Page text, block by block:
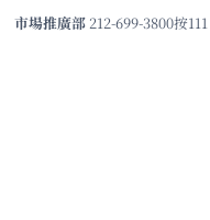
市場推廣部 212-699-3800按111